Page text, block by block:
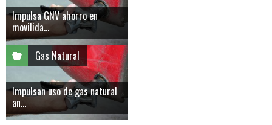
Impulsa GNV ahorro en
movilida...
Gas Natural
Impulsan uso de gas natural
an...